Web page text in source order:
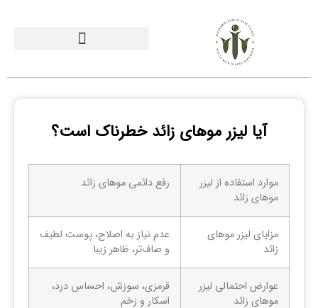
آیا لیزر موهای زائد خطرناک است؟
موارد استفاده از لیزر
موهای زائد
رفع دائمی موهای زائد
مزایای لیزر موهای
زائد
عدم نیاز به اصلاح، پوست لطیف
و صاف‌تر، ظاهر زیبا
عوارض احتمالی لیزر
موهای زائد
قرمزی، سوزش، احساس درد،
اسکار و زخم